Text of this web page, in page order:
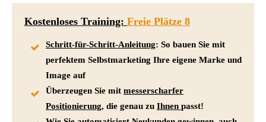
Kostenloses Training: Freie Plätze 8
Schritt-für-Schritt-Anleitung: So bauen Sie mit
perfektem Selbstmarketing Ihre eigene Marke und
Image auf
Überzeugen Sie mit messerscharfer
Positionierung, die genau zu Ihnen passt!